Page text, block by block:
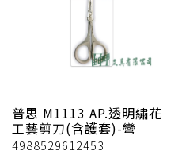
普思 M1113 AP.透明繡花
工藝剪刀(含護套)-彎
4988529612453